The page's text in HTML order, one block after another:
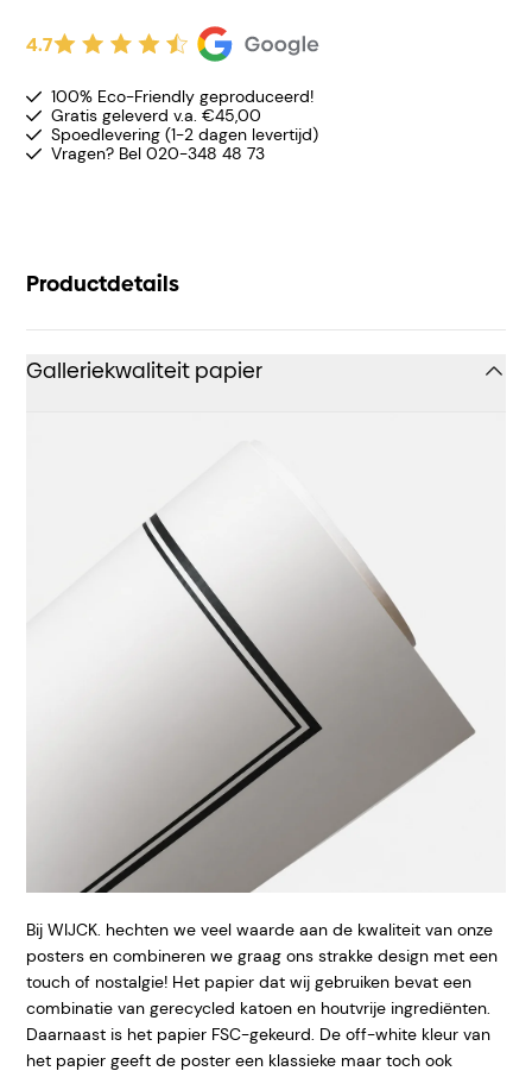
4.7
100% Eco-Friendly geproduceerd!
Gratis geleverd v.a. €45,00
Spoedlevering (1-2 dagen levertijd)
Vragen? Bel 020-348 48 73
Productdetails
Galleriekwaliteit papier
Bij WIJCK. hechten we veel waarde aan de kwaliteit van onze
posters en combineren we graag ons strakke design met een
touch of nostalgie! Het papier dat wij gebruiken bevat een
combinatie van gerecycled katoen en houtvrije ingrediënten.
Daarnaast is het papier FSC-gekeurd. De off-white kleur van
het papier geeft de poster een klassieke maar toch ook